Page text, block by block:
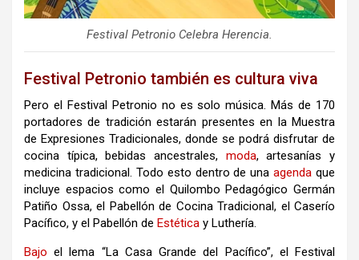
Festival Petronio Celebra Herencia.
Festival Petronio también es cultura viva
Pero el Festival Petronio no es solo música. Más de 170
portadores de tradición estarán presentes en la Muestra
de Expresiones Tradicionales, donde se podrá disfrutar de
cocina típica, bebidas ancestrales, moda, artesanías y
medicina tradicional. Todo esto dentro de unaagenda que
incluye espacios como el Quilombo Pedagógico Germán
Patiño Ossa, el Pabellón de Cocina Tradicional, el Caserío
Pacífico, y el Pabellón de Estética y Luthería.
Bajo el lema “La Casa Grande del Pacífico”, el Festival